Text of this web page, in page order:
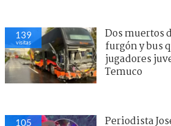
139
visitas
Dos muertos
furgón y bus
jugadores
Temuco
105
Periodista